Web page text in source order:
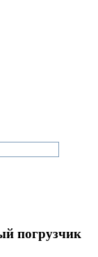
погрузчик